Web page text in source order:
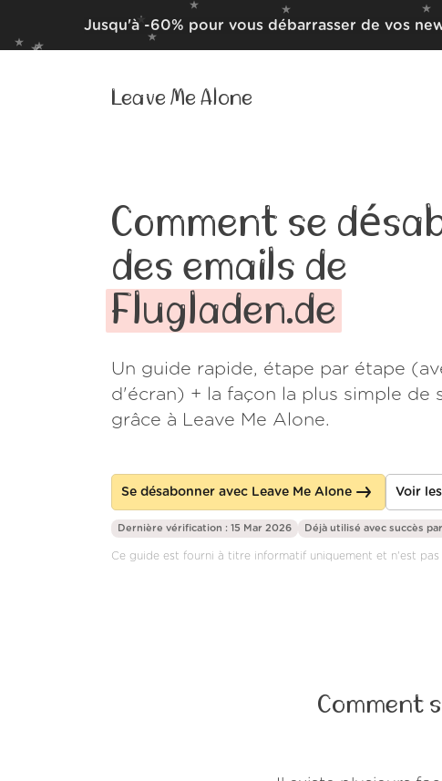
Jusqu'à -60% pour vous débarrasser de vos
Leave Me Alone
Comment se
des emails de
Flugladen.de
Un guide rapide, étape par étape
d'écran) + la façon la plus simple de
grâce à Leave Me Alone.
Se désabonner avec Leave Me Alone Voir
Dernière vérification : 15 Mar 2026 Déjà utilisé avec succès par
Ce guide est fourni à titre informatif uniquement et n'est pas
Comment